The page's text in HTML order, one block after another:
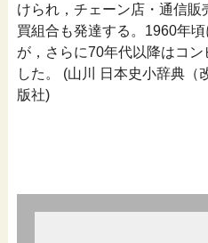
けられ，チェーン店・通信
買組合も発達する。1960年
が，さらに70年代以降はコ
した。 (山川 日本史小辞典（
版社)